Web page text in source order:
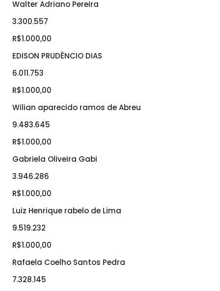
Walter Adriano Pereira
3.300.557
R$1.000,00
EDISON PRUDÊNCIO DIAS
6.011.753
R$1.000,00
Wilian aparecido ramos de Abreu
9.483.645
R$1.000,00
Gabriela Oliveira Gabi
3.946.286
R$1.000,00
Luiz Henrique rabelo de Lima
9.519.232
R$1.000,00
Rafaela Coelho Santos Pedra
7.328.145